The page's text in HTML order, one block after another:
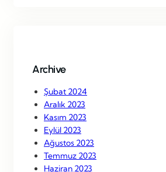
Archive
Şubat 2024
Aralık 2023
Kasım 2023
Eylül 2023
Ağustos 2023
Temmuz 2023
Haziran 2023